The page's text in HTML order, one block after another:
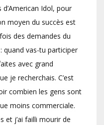
Idol, pour
moyen du succès est
des demandes du
quand vas-tu participer
avec grand
je recherchais. C’est
combien les gens sont
moins commerciale.
et j’ai failli mourir de